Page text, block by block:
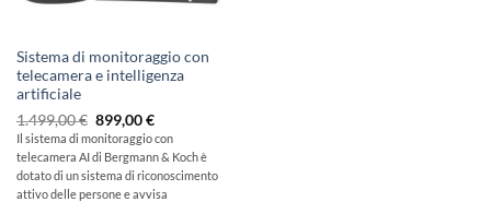
Sistema di monitoraggio con
telecamera e intelligenza
artificiale
1.499,00€ Il
prezzo
originale
era:
1.499,00
€
899,00€Il
prezzo
attuale
è:
899,00
€.
Il sistema di monitoraggio con
telecamera AI di Bergmann & Koch è
dotato di un sistema di riconoscimento
attivo delle persone e avvisa